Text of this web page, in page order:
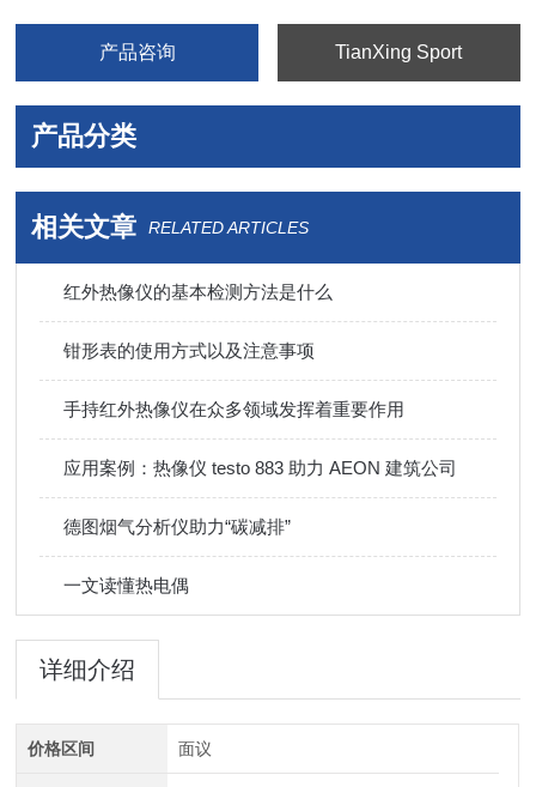
产品咨询 TianXing Sport
产品分类
相关文章 RELATED ARTICLES
红外热像仪的基本检测方法是什么
钳形表的使用方式以及注意事项
手持红外热像仪在众多领域发挥着重要作用
应用案例：热像仪 testo 883 助力 AEON 建筑公司
德图烟气分析仪助力“碳减排”
一文读懂热电偶
详细介绍
价格区间 面议